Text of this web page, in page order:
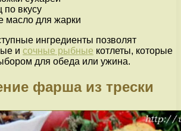
по вкусу
масло для жарки
ингредиенты позволят
и сочные рыбные котлеты, которые
для обеда или ужина.
фарша из трески